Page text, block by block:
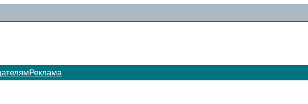
Реклама